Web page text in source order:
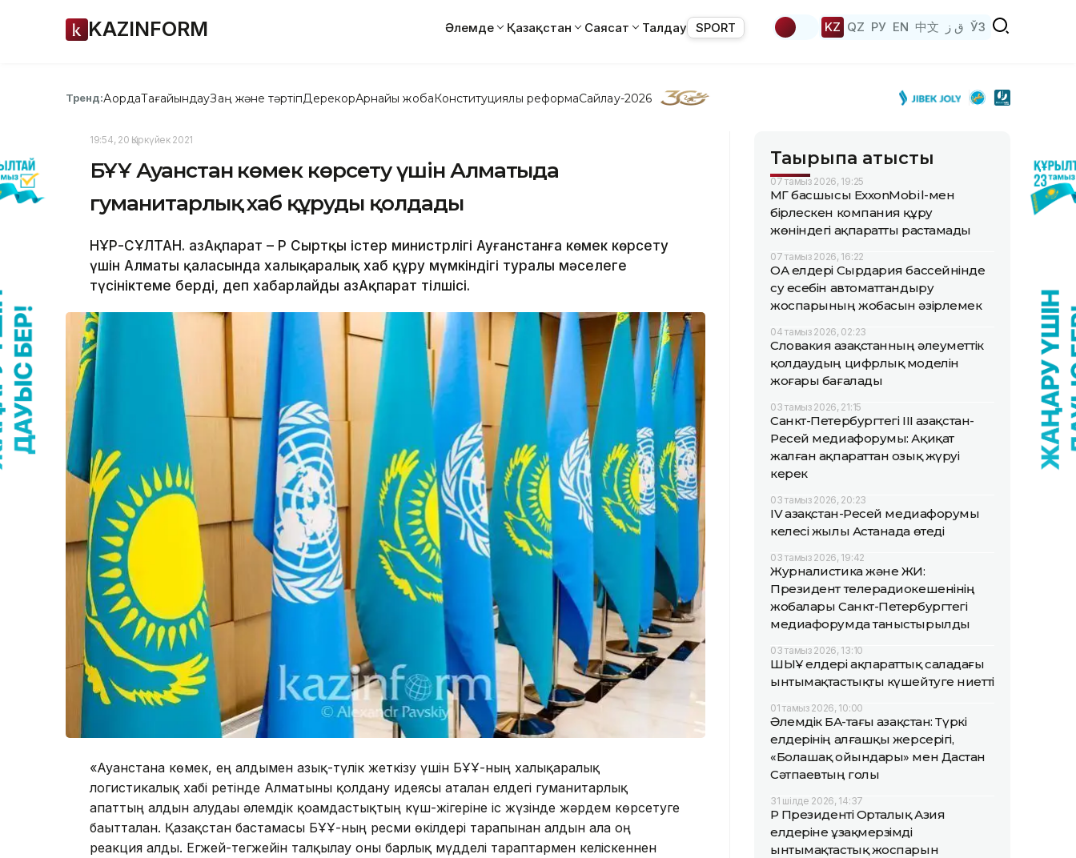
KAZINFORM Әлемде Қазақстан Саясат Талдау SPORT KZ QZ РУ EN 中文 ق ز ЎЗ
Тренд:АқордаТағайындауЗаң және тәртіпДерекқорАрнайы жобаКонституциялық реформаСайлау-2026
19:54, 20 Қыркүйек 2021
БҰҰ Ауғанстан көмек көрсету үшін Алматыда
гуманитарлық хаб құруды қолдады
НҰР-СҰЛТАН. ҚазАқпарат – ҚР Сыртқы істер министрлігі Ауғанстанға көмек көрсету
үшін Алматы қаласында халықаралық хаб құру мүмкіндігі туралы мәселеге
түсініктеме берді, деп хабарлайды ҚазАқпарат тілшісі.
«Ауғанстанға көмек, ең алдымен азық-түлік жеткізу үшін БҰҰ-ның халықаралық
логистикалық хабі ретінде Алматыны қолдану идеясы аталған елдегі гуманитарлық
апаттың алдын алудағы әлемдік қоғамдастықтың күш-жігеріне іс жүзінде жәрдем көрсетуге
бағытталған. Қазақстан бастамасы БҰҰ-ның ресми өкілдері тарапынан алдын ала оң
реакция алды. Егжей-тегжейін талқылау оны барлық мүдделі тараптармен келіскеннен
Тақырыпқа қатысты
07 тамыз 2026, 19:25
ҚМГ басшысы ExxonMobil-мен
бірлескен компания құру
жөніндегі ақпаратты растамады
07 тамыз 2026, 16:22
ОА елдері Сырдария бассейнінде
су есебін автоматтандыру
жоспарының жобасын әзірлемек
04 тамыз 2026, 02:23
Словакия Қазақстанның әлеуметтік
қолдаудың цифрлық моделін
жоғары бағалады
03 тамыз 2026, 21:15
Санкт-Петербургтегі III Қазақстан-
Ресей медиафорумы: Ақиқат
жалған ақпараттан озық жүруі
керек
03 тамыз 2026, 20:23
IV Қазақстан-Ресей медиафорумы
келесі жылы Астанада өтеді
03 тамыз 2026, 19:42
Журналистика және ЖИ:
Президент телерадиокешенінің
жобалары Санкт-Петербургтегі
медиафорумда таныстырылды
03 тамыз 2026, 13:10
ШЫҰ елдері ақпараттық саладағы
ынтымақтастықты күшейтуге ниетті
01 тамыз 2026, 10:00
Әлемдік БАҚ-тағы Қазақстан: Түркі
елдерінің алғашқы жерсерігі,
«Болашақ ойындары» мен Дастан
Сәтпаевтың голы
31 шілде 2026, 14:37
ҚР Президенті Орталық Азия
елдеріне ұзақмерзімді
ынтымақтастық жоспарын